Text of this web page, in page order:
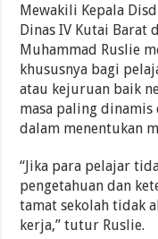
Mewakili Kepala
Dinas IV Kutai Barat
Muhammad Ruslie
khususnya bagi
atau kejuruan baik
masa paling
dalam menentukan
“Jika para pelajar
pengetahuan dan
tamat sekolah tidak
kerja,” tutur Ruslie.